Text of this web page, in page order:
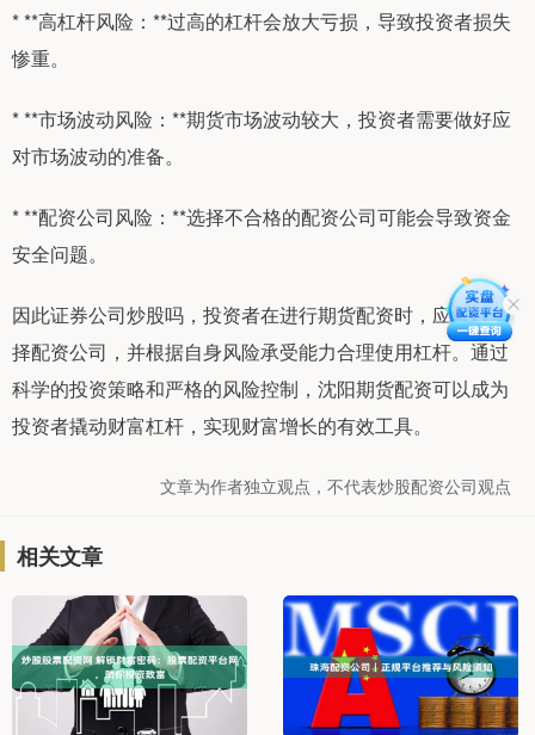
* **高杠杆风险：**过高的杠杆会放大亏损，导致投资者损失
惨重。
* **市场波动风险：**期货市场波动较大，投资者需要做好应
对市场波动的准备。
* **配资公司风险：**选择不合格的配资公司可能会导致资金
安全问题。
因此证券公司炒股吗，投资者在进行期货配资时，应谨慎选
择配资公司，并根据自身风险承受能力合理使用杠杆。通过
科学的投资策略和严格的风险控制，沈阳期货配资可以成为
投资者撬动财富杠杆，实现财富增长的有效工具。
文章为作者独立观点，不代表炒股配资公司观点
相关文章